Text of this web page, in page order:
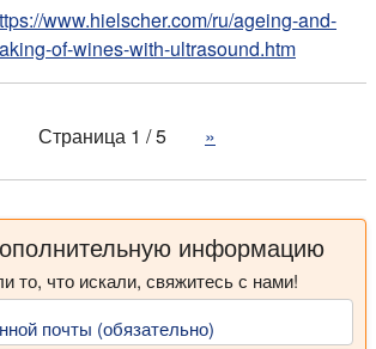
www.hielscher.com/ru/ageing-and-
of-wines-with-ultrasound.htm
Страница 1 / 5 »
информацию
то, что искали, свяжитесь с нами!
почты (обязательно)